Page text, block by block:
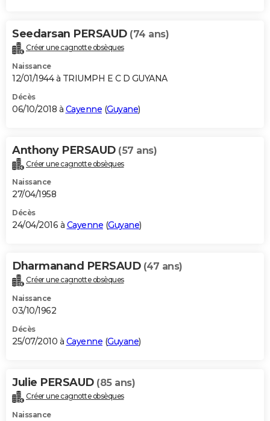
Seedarsan PERSAUD (74 ans)
Créer une cagnotte obsèques
Naissance
12/01/1944 à TRIUMPH E C D GUYANA
Décès
06/10/2018 à Cayenne (Guyane)
Anthony PERSAUD (57 ans)
Créer une cagnotte obsèques
Naissance
27/04/1958
Décès
24/04/2016 à Cayenne (Guyane)
Dharmanand PERSAUD (47 ans)
Créer une cagnotte obsèques
Naissance
03/10/1962
Décès
25/07/2010 à Cayenne (Guyane)
Julie PERSAUD (85 ans)
Créer une cagnotte obsèques
Naissance